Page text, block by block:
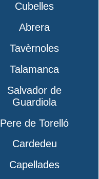
Cubelles
Abrera
Tavèrnoles
Talamanca
Salvador de
Guardiola
Pere de Torelló
Cardedeu
Capellades